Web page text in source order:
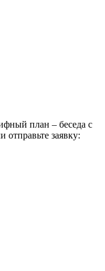
план – беседа с
заявку: